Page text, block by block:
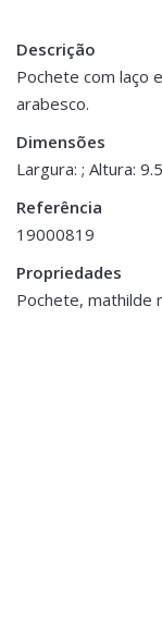
Descrição
Pochete com laço
arabesco.
Dimensões
Largura: ; Altura:
Referência
19000819
Propriedades
Pochete, mathilde
Peso
Dimensões